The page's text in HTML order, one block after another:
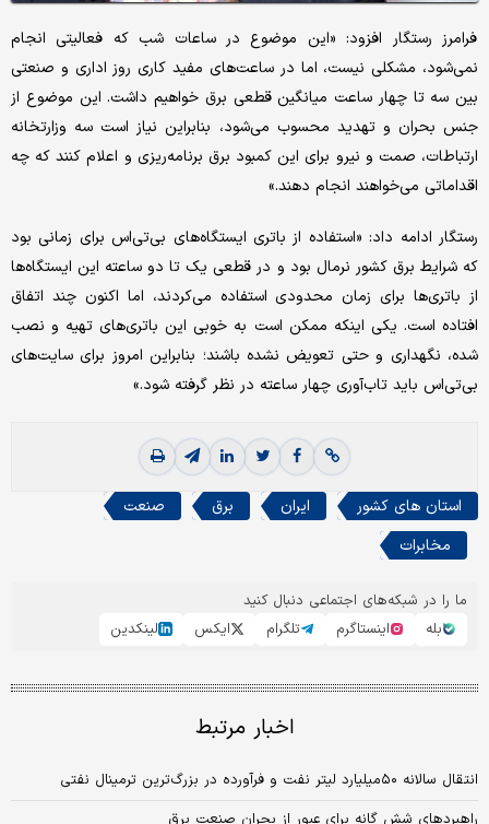
فرامرز رستگار افزود: «این موضوع در ساعات شب که فعالیتی انجام
نمی‌شود، مشکلی نیست، اما در ساعت‌های مفید کاری روز اداری و صنعتی
بین سه تا چهار ساعت میانگین قطعی برق خواهیم داشت. این موضوع از
جنس بحران و تهدید محسوب می‌شود، بنابراین نیاز است سه وزارتخانه
ارتباطات، صمت و نیرو برای این کمبود برق برنامه‌ریزی و اعلام کنند که چه
اقداماتی می‌خواهند انجام دهند.»
رستگار ادامه داد: «استفاده از باتری ایستگاه‌های بی‌تی‌اس برای زمانی بود
که شرایط برق کشور نرمال بود و در قطعی یک تا دو ساعته این ایستگاه‌ها
از باتری‌ها برای زمان محدودی استفاده می‌کردند، اما اکنون چند اتفاق
افتاده است. یکی اینکه ممکن است به خوبی این باتری‌های تهیه و نصب
شده، نگهداری و حتی تعویض نشده باشند؛ بنابراین امروز برای سایت‌های
بی‌تی‌اس باید تاب‌آوری چهار ساعته ‌در نظر گرفته شود.»
استان های کشور ایران برق
صنعت
مخابرات
ما را در شبکه‌های اجتماعی دنبال کنید
بله
اینستاگرم تلگرام ایکس لینکدین
اخبار مرتبط
انتقال سالانه ۵۰‌میلیارد لیتر نفت و فرآورده در بزرگ‌ترین ترمینال نفتی
راهبردهای شش گانه برای عبور از بحران صنعت برق